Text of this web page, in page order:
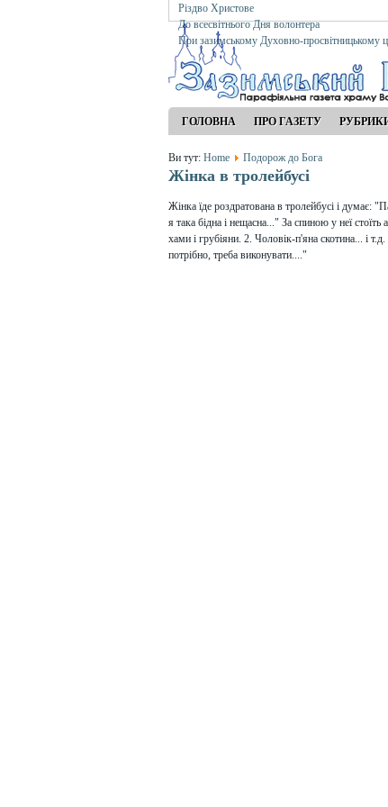
Різдво Христове
До всесвітнього Дня волонтера
При зазимському Духовно-просвітницькому
ГОЛОВНА ПРО ГАЗЕТУ
Ви тут: Home Подорож до Бога
Жінка в тролейбусі
Жінка їде роздратована в тролейбусі і думає:
я така бідна і нещасна..." За спиною у неї
хами і грубіяни. 2. Чоловік-п'яна скотина... і
потрібно, треба виконувати...."